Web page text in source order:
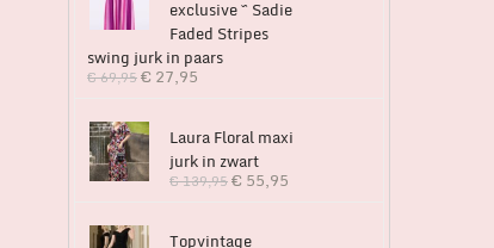
exclusive ~ Sadie
Faded Stripes
swing jurk in paars
€69,95€ 27,95
Laura Floral maxi
jurk in zwart
€139,95€ 55,95
Topvintage